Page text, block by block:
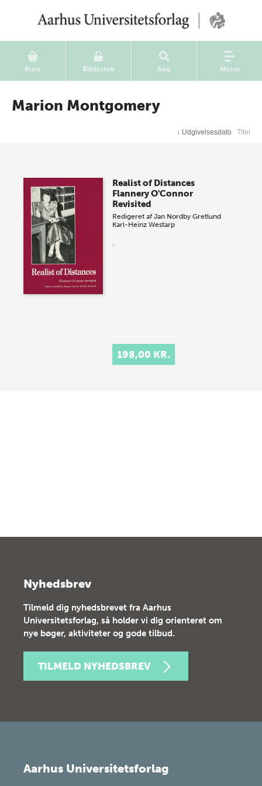
Kurv Bibliotek Søg Menu
Marion Montgomery
↓ Udgivelsesdato Titel
Realist of Distances
Flannery O'Connor
Revisited
Redigeret afJan Nordby Gretlund
Karl-Heinz Westarp
.
198,00 KR.
Nyhedsbrev
Tilmeld dig nyhedsbrevet fra Aarhus
Universitetsforlag, så holder vi dig orienteret om
nye bøger, aktiviteter og gode tilbud.
TILMELD NYHEDSBREV
Aarhus Universitetsforlag